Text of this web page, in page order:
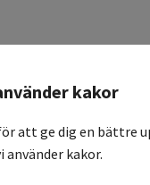
kakor
att ge dig en bättre
kakor.